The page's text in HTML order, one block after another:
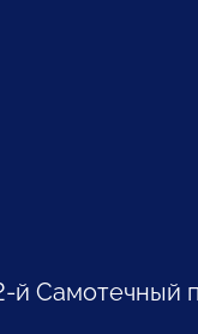
й Самотечный